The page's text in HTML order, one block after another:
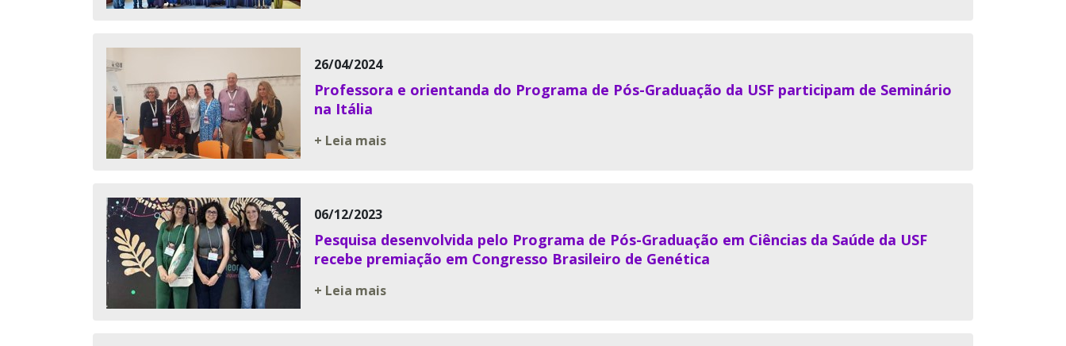
26/04/2024
Professora e orientanda do Programa de Pós-Graduação da USF participam de Seminário
na Itália
+ Leia mais
06/12/2023
Pesquisa desenvolvida pelo Programa de Pós-Graduação em Ciências da Saúde da USF
recebe premiação em Congresso Brasileiro de Genética
+ Leia mais